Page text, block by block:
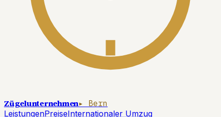
Zügelunternehmen▸ Bern
LeistungenPreiseInternationaler Umzug